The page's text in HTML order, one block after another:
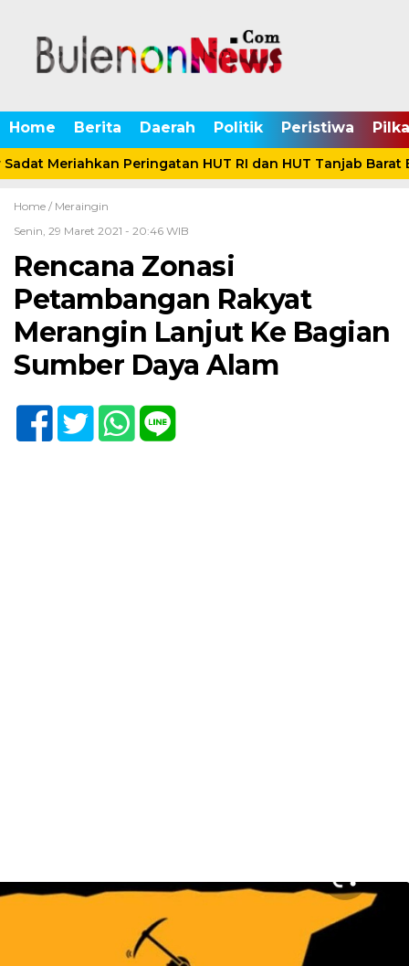
Home Berita Daerah Politik Peristiwa
Meriahkan Peringatan HUT RI dan HUT Tanjab Barat
Home / Meraingin
Senin, 29 Maret 2021 - 20:46 WIB
Rencana Zonasi
Petambangan Rakyat
Merangin Lanjut Ke Bagian
Sumber Daya Alam